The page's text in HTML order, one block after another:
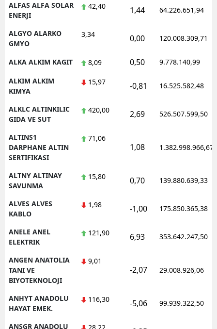
Kırıkkale
Ardahan
Iğdır
Karabük
Düzce
ALFAS ALFA SOLAR
ENERJI
42,40 1,44 64.226.651,94
ALGYO ALARKO
GMYO
3,34 0,00 120.008.309,71
ALKA ALKIM KAGIT 8,09 0,50 9.778.140,99
ALKIM ALKIM
KIMYA
15,97 -0,81 16.525.582,48
ALKLC ALTINKILIC
GIDA VE SUT
420,00 2,69 526.507.599,50
ALTINS1
DARPHANE ALTIN
SERTIFIKASI
71,06
1,08 1.382.998.966,67
ALTNY ALTINAY
SAVUNMA
15,80 0,70 139.880.639,33
ALVES ALVES
KABLO
1,98 -1,00 175.850.365,38
ANELE ANEL
ELEKTRIK
121,90 6,93 353.642.247,50
ANGEN ANATOLIA
TANI VE
BIYOTEKNOLOJI
9,01
-2,07 29.008.926,06
ANHYT ANADOLU
HAYAT EMEK.
116,30 -5,06 99.939.322,50
ANSGR ANADOLU